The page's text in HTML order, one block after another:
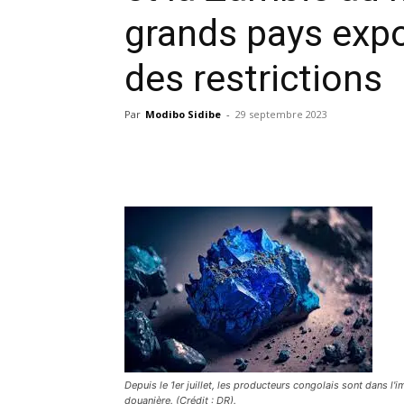
grands pays
des restrictions
Par Modibo Sidibe - 29 septembre 2023
Depuis le 1er juillet, les producteurs congolais sont dans
douanière. (Crédit : DR).